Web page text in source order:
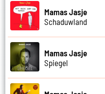
Mamas Jasje
Schaduwland
Mamas Jasje
Spiegel